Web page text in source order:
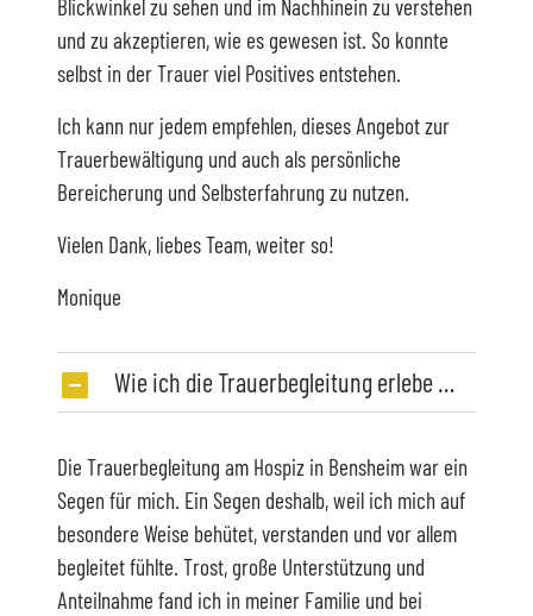
Blickwinkel zu sehen und im Nachhinein zu verstehen
und zu akzeptieren, wie es gewesen ist. So konnte
selbst in der Trauer viel Positives entstehen.
Ich kann nur jedem empfehlen, dieses Angebot zur
Trauerbewältigung und auch als persönliche
Bereicherung und Selbsterfahrung zu nutzen.
Vielen Dank, liebes Team, weiter so!
Monique
Wie ich die Trauerbegleitung erlebe …
Die Trauerbegleitung am Hospiz in Bensheim war ein
Segen für mich. Ein Segen deshalb, weil ich mich auf
besondere Weise behütet, verstanden und vor allem
begleitet fühlte. Trost, große Unterstützung und
Anteilnahme fand ich in meiner Familie und bei